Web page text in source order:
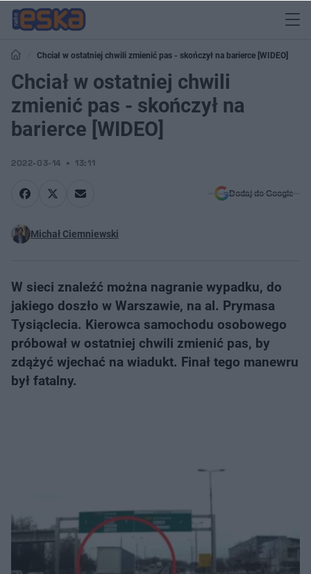
Chciał w ostatniej chwili zmienić pas - skończył na barierce [WIDEO]
Chciał w ostatniej chwili
zmienić pas - skończył na
barierce [WIDEO]
2022-03-14 13:11
Dodaj do Google
Michał Ciemniewski
W sieci znaleźć można nagranie wypadku, do
jakiego doszło w Warszawie, na al. Prymasa
Tysiąclecia. Kierowca samochodu osobowego
próbował w ostatniej chwili zmienić pas, by
zdążyć wjechać na wiadukt. Finał tego manewru
był fatalny.